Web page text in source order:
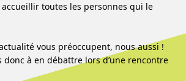
accueillir toutes les personnes qui le
vous préoccupent, nous aussi !
donc à en débattre lors d’une rencontre